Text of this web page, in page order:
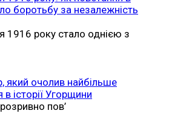
боротьбу за незалежність
1916 року стало однією з
очолив найбільше
історії Угорщини
пов’